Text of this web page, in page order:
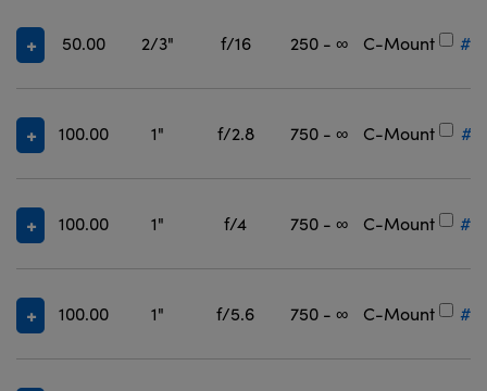
50.00 2/3" f/16 250 - ∞ C-Mount
100.00 1" f/2.8 750 - ∞ C-Mount
100.00 1" f/4 750 - ∞ C-Mount
100.00 1" f/5.6 750 - ∞ C-Mount